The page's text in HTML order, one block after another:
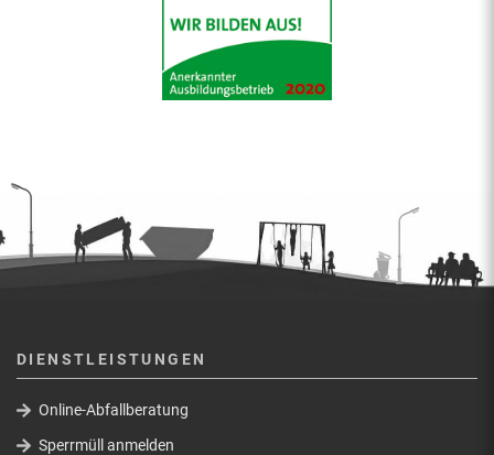
DIENSTLEISTUNGEN
Online-Abfallberatung
Sperrmüll anmelden